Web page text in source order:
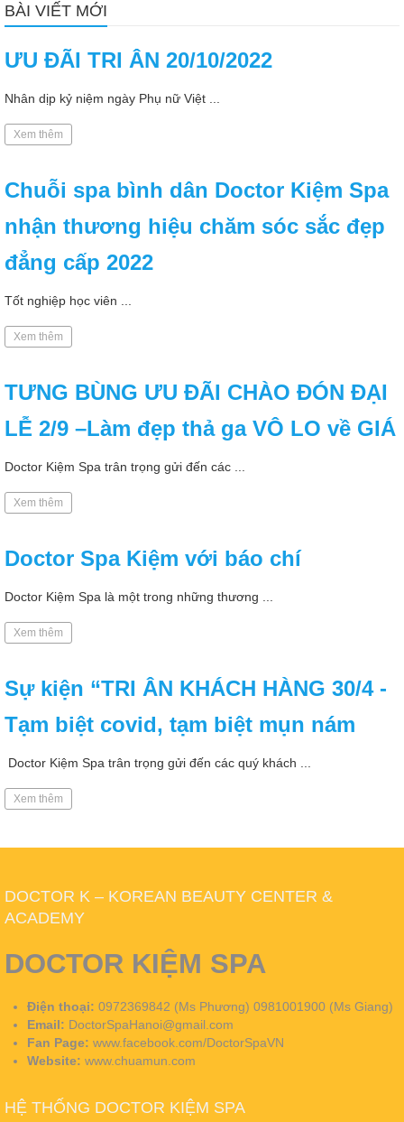
BÀI VIẾT MỚI
ƯU ĐÃI TRI ÂN 20/10/2022
Nhân dịp kỷ niệm ngày Phụ nữ Việt ...
Xem thêm
Chuỗi spa bình dân Doctor Kiệm Spa
nhận thương hiệu chăm sóc sắc đẹp
đẳng cấp 2022
Tốt nghiệp học viên ...
Xem thêm
TƯNG BÙNG ƯU ĐÃI CHÀO ĐÓN ĐẠI
LỄ 2/9 –Làm đẹp thả ga VÔ LO về GIÁ
Doctor Kiệm Spa trân trọng gửi đến các ...
Xem thêm
Doctor Spa Kiệm với báo chí
Doctor Kiệm Spa là một trong những thương ...
Xem thêm
Sự kiện “TRI ÂN KHÁCH HÀNG 30/4 -
Tạm biệt covid, tạm biệt mụn nám
Doctor Kiệm Spa trân trọng gửi đến các quý khách ...
Xem thêm
DOCTOR K – KOREAN BEAUTY CENTER &
ACADEMY
DOCTOR KIỆM SPA
Điện thoại: 0972369842 (Ms Phương) 0981001900 (Ms Giang)
Email: DoctorSpaHanoi@gmail.com
Fan Page: www.facebook.com/DoctorSpaVN
Website: www.chuamun.com
HỆ THỐNG DOCTOR KIỆM SPA